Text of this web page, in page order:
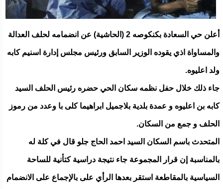
أعلن حي السعادة بكنكوصه 2 (الحاشية) عن انضمامه لحلف العدالة
والمساواة اذي يقوده الوزير السابق ورئيس مجلس إدارة اسنيم كابه
ولد اعليوه.
جاء ذلك خلال حفل نظمه سكان الحي حضره رئيس الحلف السيد
كابه بن اعليوه و عمدة بلدية بلاجميل ابراهيما كلى با وعدد من رموز
الحلف و جمع من السكان.
المتحدث باسم السكان السيد احمد الحاج جلو قال في كلة له
بالمناسبة إن قرار المجموعة جاء نتيجة دراسية كتأنية للساحة
السياسية بالمقاطعة استقر بعدها الرأي على بالإجماع على الانضمام